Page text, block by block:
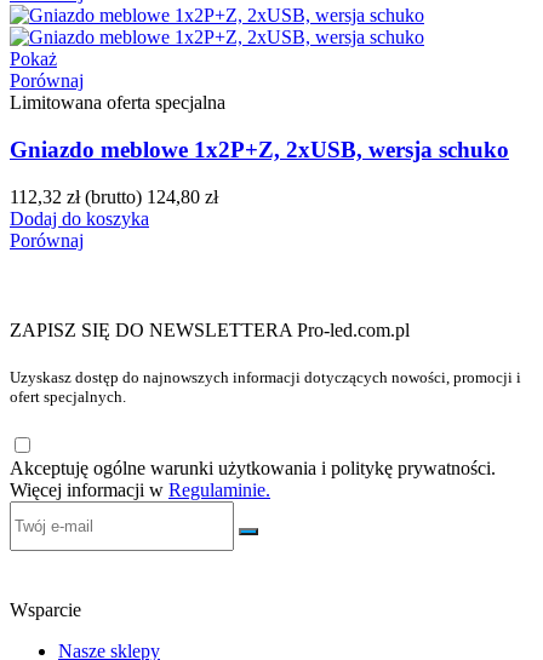
Pokaż
Porównaj
Limitowana oferta specjalna
Gniazdo meblowe 1x2P+Z, 2xUSB, wersja schuko
112,32 zł (brutto) 124,80 zł
Dodaj do koszyka
Porównaj
ZAPISZ SIĘ DO NEWSLETTERA Pro-led.com.pl
Uzyskasz dostęp do najnowszych informacji dotyczących nowości, promocji i
ofert specjalnych.
Akceptuję ogólne warunki użytkowania i politykę prywatności.
Więcej informacji w Regulaminie.
Wsparcie
Nasze sklepy